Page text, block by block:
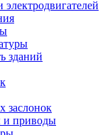
зданий
заслонок
и приводы